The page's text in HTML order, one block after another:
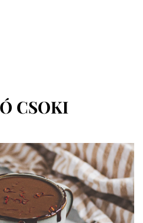
CSOKI